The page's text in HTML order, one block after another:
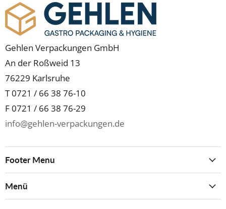
Gehlen Verpackungen GmbH
An der Roßweid 13
76229 Karlsruhe
T 0721 / 66 38 76-10
F 0721 / 66 38 76-29
info@gehlen-verpackungen.de
Footer Menu
Menü